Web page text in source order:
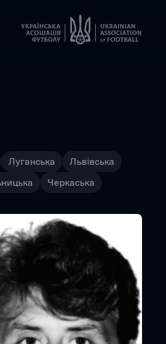
Луганська
Львівська
Черкаська